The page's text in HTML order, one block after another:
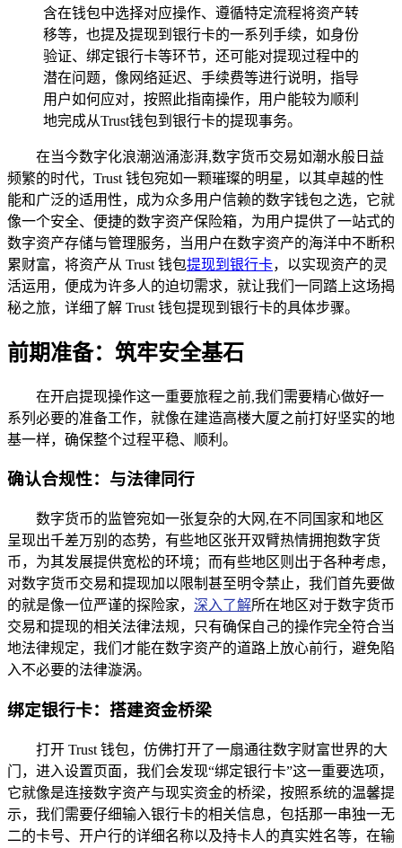
含在钱包中选择对应操作、遵循特定流程将资产转
移等，也提及提现到银行卡的一系列手续，如身份
验证、绑定银行卡等环节，还可能对提现过程中的
潜在问题，像网络延迟、手续费等进行说明，指导
用户如何应对，按照此指南操作，用户能较为顺利
地完成从Trust钱包到银行卡的提现事务。
在当今数字化浪潮汹涌澎湃,数字货币交易如潮水般日益
频繁的时代，Trust 钱包宛如一颗璀璨的明星，以其卓越的性
能和广泛的适用性，成为众多用户信赖的数字钱包之选，它就
像一个安全、便捷的数字资产保险箱，为用户提供了一站式的
数字资产存储与管理服务，当用户在数字资产的海洋中不断积
累财富，将资产从 Trust 钱包提现到银行卡，以实现资产的灵
活运用，便成为许多人的迫切需求，就让我们一同踏上这场揭
秘之旅，详细了解 Trust 钱包提现到银行卡的具体步骤。
前期准备：筑牢安全基石
在开启提现操作这一重要旅程之前,我们需要精心做好一
系列必要的准备工作，就像在建造高楼大厦之前打好坚实的地
基一样，确保整个过程平稳、顺利。
确认合规性：与法律同行
数字货币的监管宛如一张复杂的大网,在不同国家和地区
呈现出千差万别的态势，有些地区张开双臂热情拥抱数字货
币，为其发展提供宽松的环境；而有些地区则出于各种考虑，
对数字货币交易和提现加以限制甚至明令禁止，我们首先要做
的就是像一位严谨的探险家， 深入了解所在地区对于数字货币
交易和提现的相关法律法规，只有确保自己的操作完全符合当
地法律规定，我们才能在数字资产的道路上放心前行，避免陷
入不必要的法律漩涡。
绑定银行卡：搭建资金桥梁
打开 Trust 钱包，仿佛打开了一扇通往数字财富世界的大
门，进入设置页面，我们会发现“绑定银行卡”这一重要选项，
它就像是连接数字资产与现实资金的桥梁，按照系统的温馨提
示，我们需要仔细输入银行卡的相关信息，包括那一串独一无
二的卡号、开户行的详细名称以及持卡人的真实姓名等，在输